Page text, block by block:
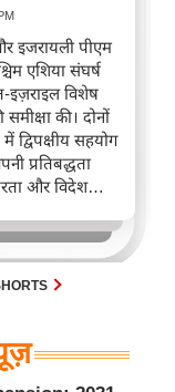
और इजरायली पीएम
एशिया संघर्ष
इज़राइल विशेष
की। दोनों
द्विपक्षीय सहयोग
प्रतिबद्धता
और विदेश